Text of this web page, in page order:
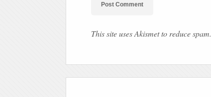
This site uses Akismet to reduce spam.